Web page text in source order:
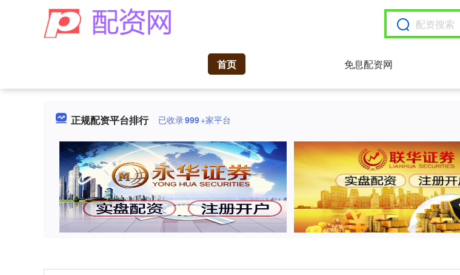
首页 免息配资网
正规配资平台排行 已收录999+家平台